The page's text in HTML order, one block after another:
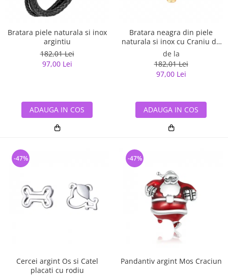
Bratara piele naturala si inox
argintiu
182,01 Lei
97,00 Lei
ADAUGA IN COS
Bratara neagra din piele
naturala si inox cu Craniu de
Viking
de la
182,01 Lei
97,00 Lei
ADAUGA IN COS
Cercei argint Os si Catel
placati cu rodiu
-47%
Pandantiv argint Mos Craciun
-47%